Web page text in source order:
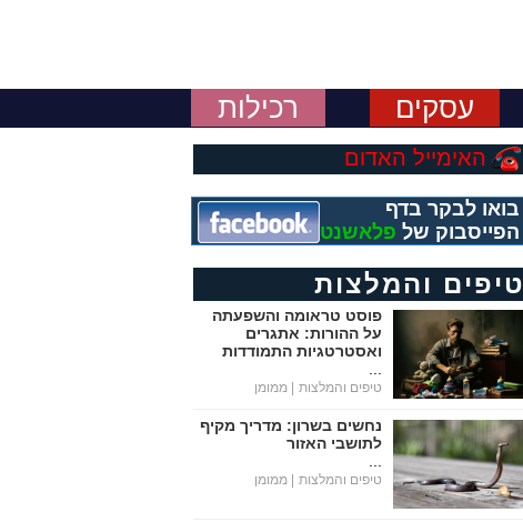
עסקים רכילות
האימייל האדום
בואו לבקר בדף
הפייסבוק של פלאשנט
טיפים והמלצות
פוסט טראומה והשפעתה
על ההורות: אתגרים
ואסטרטגיות התמודדות
טיפים והמלצות | ממומן
נחשים בשרון: מדריך מקיף
לתושבי האזור
טיפים והמלצות | ממומן